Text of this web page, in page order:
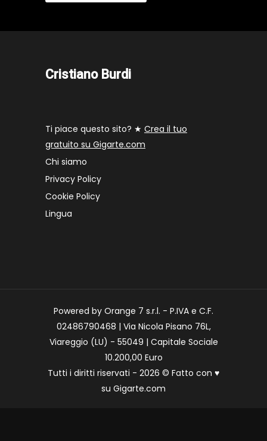
Cristiano Burdi
Ti piace questo sito? ★ Crea il tuo
gratuito su Gigarte.com
Chi siamo
Privacy Policy
Cookie Policy
Lingua
Powered by Orange 7 s.r.l. - P.IVA e C.F.
02486790468 | Via Nicola Pisano 76L,
Viareggio (LU) - 55049 | Capitale Sociale
10.200,00 Euro
Tutti i diritti riservati - 2026 © Fatto con ♥
su Gigarte.com